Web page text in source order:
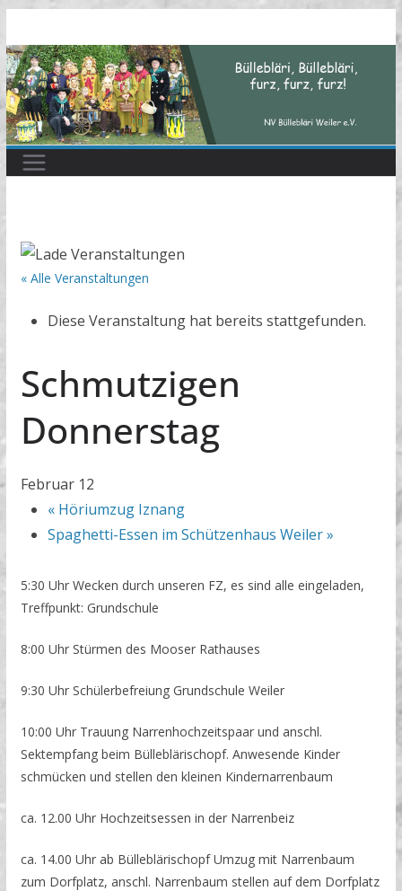
Inhalt
springen
« Alle Veranstaltungen
Diese Veranstaltung hat bereits stattgefunden.
Schmutzigen
Donnerstag
Februar 12
«Höriumzug Iznang
Spaghetti-Essen im Schützenhaus Weiler»
5:30 Uhr Wecken durch unseren FZ, es sind alle eingeladen,
Treffpunkt: Grundschule
8:00 Uhr Stürmen des Mooser Rathauses
9:30 Uhr Schülerbefreiung Grundschule Weiler
10:00 Uhr Trauung Narrenhochzeitspaar und anschl.
Sektempfang beim Bülleblärischopf. Anwesende Kinder
schmücken und stellen den kleinen Kindernarrenbaum
ca. 12.00 Uhr Hochzeitsessen in der Narrenbeiz
ca. 14.00 Uhr ab Bülleblärischopf Umzug mit Narrenbaum
zum Dorfplatz, anschl. Narrenbaum stellen auf dem Dorfplatz